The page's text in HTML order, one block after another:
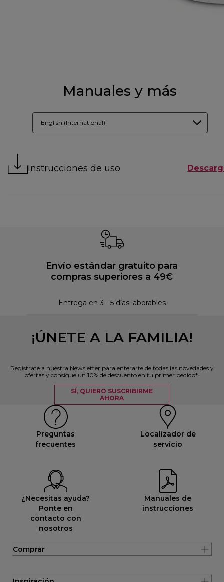
Manuales y más
English (International)
Instrucciones de uso
Envío estándar gratuito para
compras superiores a 49€
Entrega en 3 - 5 días laborables
¡ÚNETE A LA FAMILIA!
Regístrate a nuestra Newsletter para enterarte de todas las novedades y
ofertas y consigue un 10% de descuento en tu primer pedido*.
SÍ, QUIERO SUSCRIBIRME
AHORA
Preguntas
frecuentes
Localizador de
servicio
¿Necesitas ayuda?
Ponte en
contacto con
nosotros
Manuales de
instrucciones
Comprar